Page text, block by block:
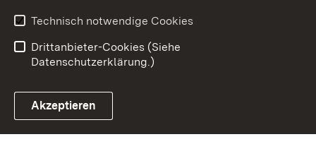
Benutzungshinweise
Erklärung zur
Technisch notwendige Cookies
Drittanbieter-Cookies (Siehe
Datenschutzerklärung.)
Akzeptieren